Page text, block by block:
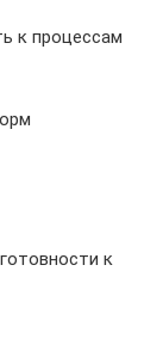
к процессам
к